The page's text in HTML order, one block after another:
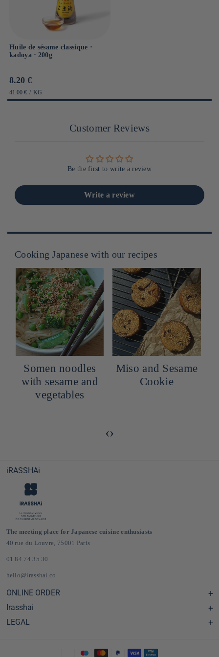
Huile de sésame classique ⋅
kadoya ⋅ 200g
Prix
habituel
8.20 €
PRIX
UNITAIRE
41.00 € / PAR
KG
Customer Reviews
Be the first to write a review
Write a review
Cooking Japanese with our recipes
Somen noodles
with sesame and
vegetables
Miso and Sesame
Cookie
‹›
iRASSHAi
The meeting place for Japanese cuisine enthusiasts
40 rue du Louvre, 75001 Paris
01 84 74 35 30
hello@irasshai.co
ONLINE ORDER
Help Center & FAQ
Shipping and Delivery in France & Europe
Irasshai
Hours at 40 Rue du Louvre, Paris
LEGAL